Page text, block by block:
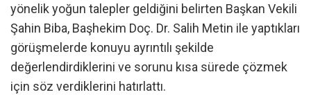
yönelik yoğun talepler geldiğini belirten Başkan Vekili
Şahin Biba, Başhekim Doç. Dr. Salih Metin ile yaptıkları
görüşmelerde konuyu ayrıntılı şekilde
değerlendirdiklerini ve sorunu kısa sürede çözmek
için söz verdiklerini hatırlattı.